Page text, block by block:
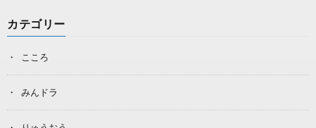
カテゴリー
こころ
みんドラ